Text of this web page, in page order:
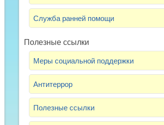
Служба ранней помощи
Полезные ссылки
Меры социальной поддержки
Антитеррор
Полезные ссылки